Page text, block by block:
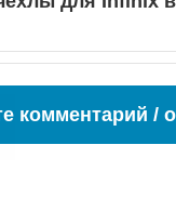
комментарий /